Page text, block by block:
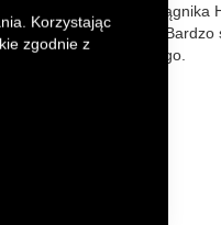
Korzystając
zgodnie z
model kolekcjonerski
w skali 1:32. Bardzo
z tworzywa sztucznego.